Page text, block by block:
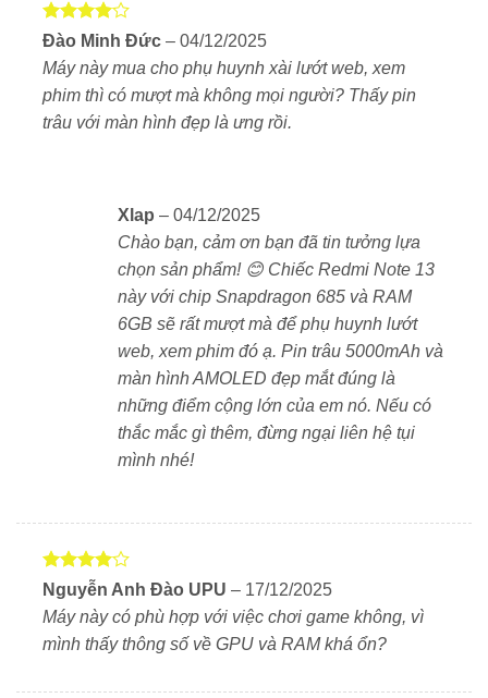
Được
45 sao
Đào Minh Đức – 04/12/2025
Máy này mua cho phụ huynh xài lướt web, xem
phim thì có mượt mà không mọi người? Thấy pin
trâu với màn hình đẹp là ưng rồi.
Xlap – 04/12/2025
Chào bạn, cảm ơn bạn đã tin tưởng lựa
chọn sản phẩm! 😊 Chiếc Redmi Note 13
này với chip Snapdragon 685 và RAM
6GB sẽ rất mượt mà để phụ huynh lướt
web, xem phim đó ạ. Pin trâu 5000mAh và
màn hình AMOLED đẹp mắt đúng là
những điểm cộng lớn của em nó. Nếu có
thắc mắc gì thêm, đừng ngại liên hệ tụi
mình nhé!
Được
xếp hạng
45 sao
Nguyễn Anh Đào UPU – 17/12/2025
Máy này có phù hợp với việc chơi game không, vì
mình thấy thông số về GPU và RAM khá ổn?